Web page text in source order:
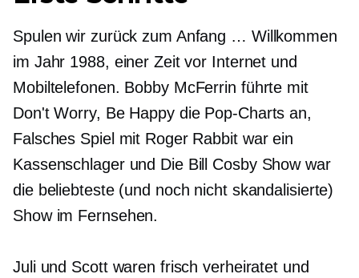
Spulen wir zurück zum Anfang … Willkommen
im Jahr 1988, einer Zeit vor Internet und
Mobiltelefonen. Bobby McFerrin führte mit
Don't Worry, Be Happy die Pop-Charts an,
Falsches Spiel mit Roger Rabbit war ein
Kassenschlager und Die Bill Cosby Show war
die beliebteste (und noch nicht skandalisierte)
Show im Fernsehen.
Juli und Scott waren frisch verheiratet und